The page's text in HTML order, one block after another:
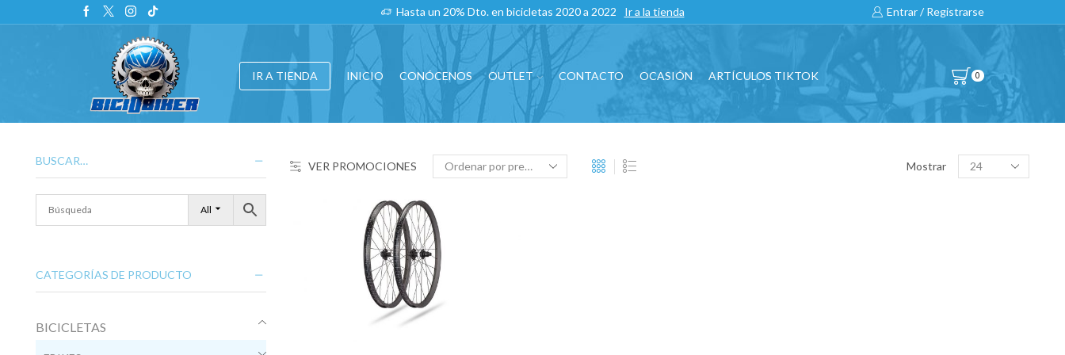
Hasta un 20% Dto. en bicicletas 2020 a 2022 Ir a la tienda Entrar / Registrarse
IR A TIENDA INICIO CONÓCENOS OUTLET CONTACTO OCASIÓN ARTÍCULOS TIKTOK 0
VER PROMOCIONES Mostrar
Products
per
BUSCAR…
All
CATEGORÍAS DE PRODUCTO
BICICLETAS